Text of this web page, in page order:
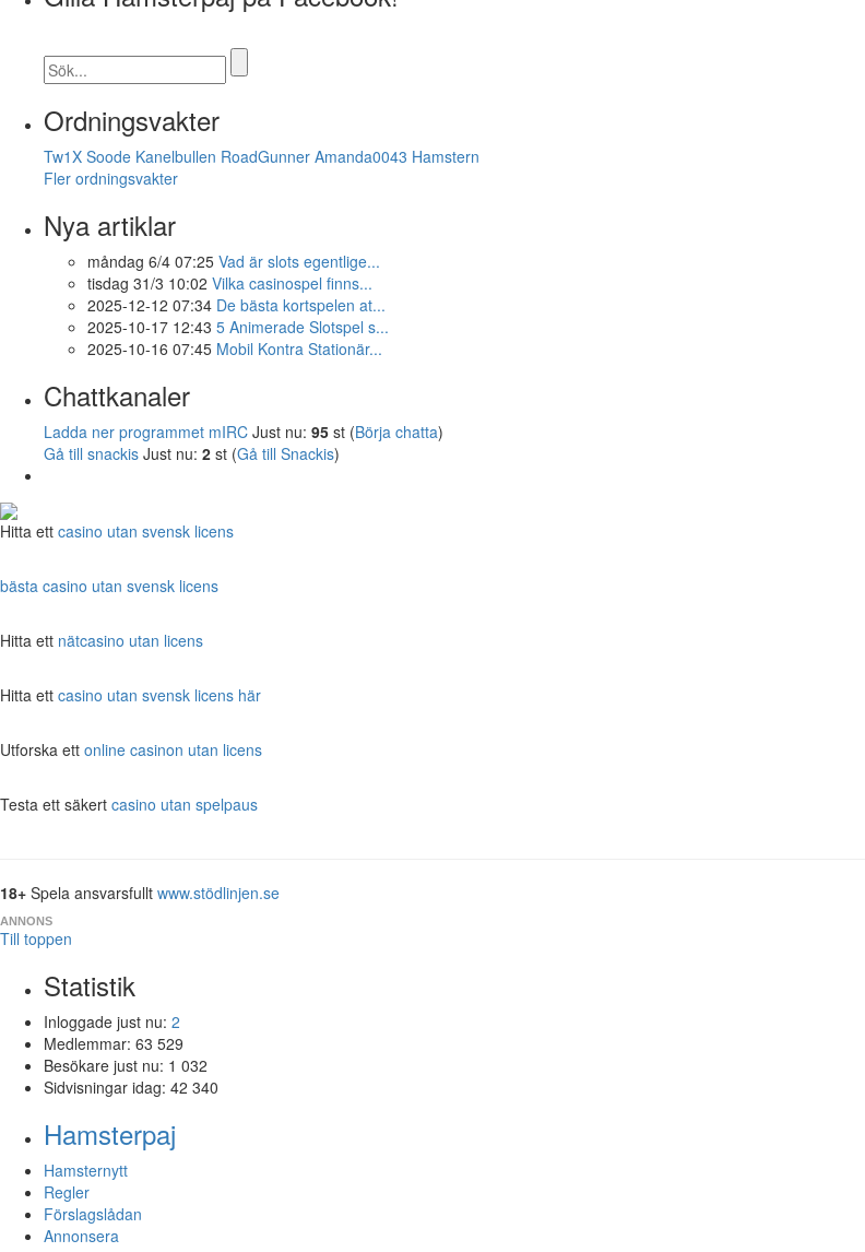
Ordningsvakter
Tw1X Soode Kanelbullen RoadGunner Amanda0043 Hamstern
Fler ordningsvakter
Nya artiklar
måndag 6/4 07:25 Vad är slots egentlige...
tisdag 31/3 10:02 Vilka casinospel finns...
2025-12-12 07:34 De bästa kortspelen at...
2025-10-17 12:43 5 Animerade Slotspel s...
2025-10-16 07:45 Mobil Kontra Stationär...
Chattkanaler
Ladda ner programmet mIRC Just nu: 95 st (Börja chatta)
Gå till snackis Just nu: 2 st (Gå till Snackis)
Hitta ett casino utan svensk licens
bästa casino utan svensk licens
Hitta ett nätcasino utan licens
Hitta ett casino utan svensk licens här
Utforska ett online casinon utan licens
Testa ett säkert casino utan spelpaus
18+ Spela ansvarsfullt www.stödlinjen.se
ANNONS
Till toppen
Statistik
Inloggade just nu: 2
Medlemmar: 63 529
Besökare just nu: 1 032
Sidvisningar idag: 42 340
Hamsterpaj
Hamsternytt
Regler
Förslagslådan
Annonsera